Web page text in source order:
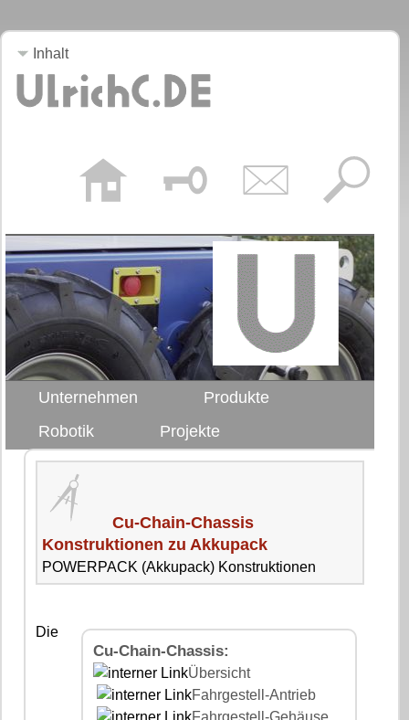
Inhalt
Unternehmen
Produkte
Robotik
Projekte
Cu-Chain-Chassis
Konstruktionen zu Akkupack
POWERPACK (Akkupack) Konstruktionen
Cu-Chain-Chassis:
Übersicht
Fahrgestell-Antrieb
Fahrgestell-Gehäuse
Die